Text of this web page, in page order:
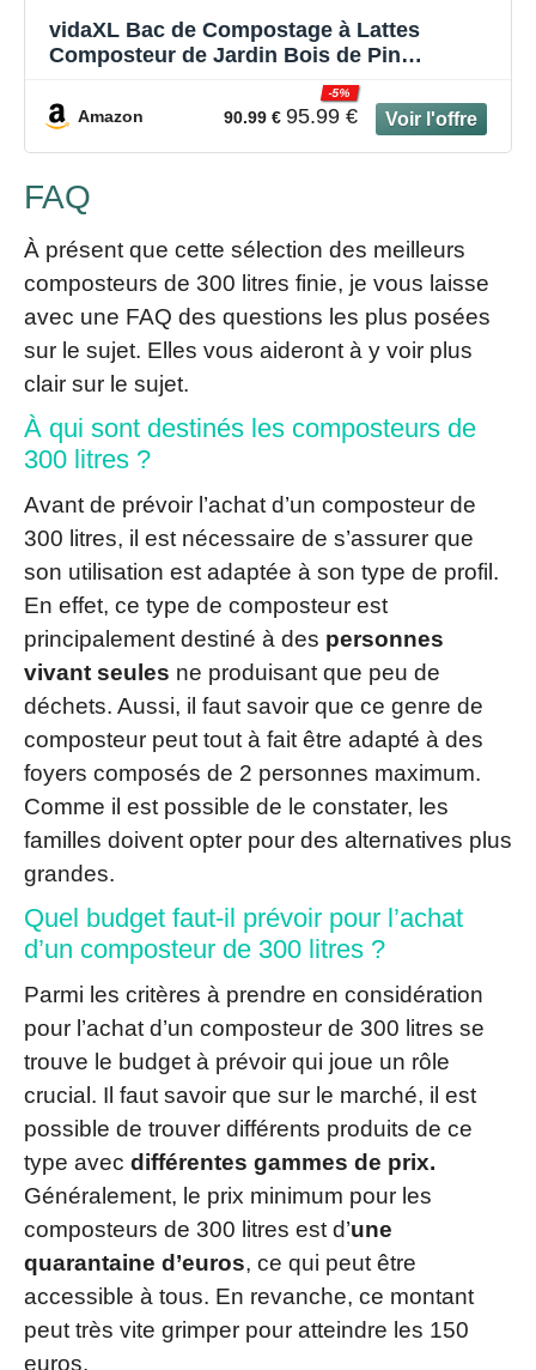
vidaXL Bac de Compostage à Lattes
Composteur de Jardin Bois de Pin
Amazon 90.99 €
-5%
95.99 €
FAQ
À présent que cette sélection des meilleurs
composteurs de 300 litres finie, je vous laisse
avec une FAQ des questions les plus posées
sur le sujet. Elles vous aideront à y voir plus
clair sur le sujet.
À qui sont destinés les composteurs de
300 litres ?
Avant de prévoir l’achat d’un composteur de
300 litres, il est nécessaire de s’assurer que
son utilisation est adaptée à son type de profil.
En effet, ce type de composteur est
principalement destiné à des personnes
vivant seules ne produisant que peu de
déchets. Aussi, il faut savoir que ce genre de
composteur peut tout à fait être adapté à des
foyers composés de 2 personnes maximum.
Comme il est possible de le constater, les
familles doivent opter pour des alternatives plus
grandes.
Quel budget faut-il prévoir pour l’achat
d’un composteur de 300 litres ?
Parmi les critères à prendre en considération
pour l’achat d’un composteur de 300 litres se
trouve le budget à prévoir qui joue un rôle
crucial. Il faut savoir que sur le marché, il est
possible de trouver différents produits de ce
type avec différentes gammes de prix.
Généralement, le prix minimum pour les
composteurs de 300 litres est d’une
quarantaine d’euros, ce qui peut être
accessible à tous. En revanche, ce montant
peut très vite grimper pour atteindre les 150
euros.